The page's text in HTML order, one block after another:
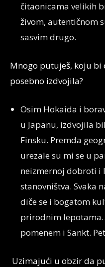
čitaonicama velikih
živom, autentičnom
sasvim drugo.
Mnogo putuješ, koju bi
posebno izdvojila?
Osim Hokaida i
u Japanu, izdvojila
Finsku. Premda
urezale su mi se u
neizmernoj dobroti i
stanovništva. Svaka
diče se i bogatom
prirodnim
pomenem i Sankt.
Uzimajući u obzir da